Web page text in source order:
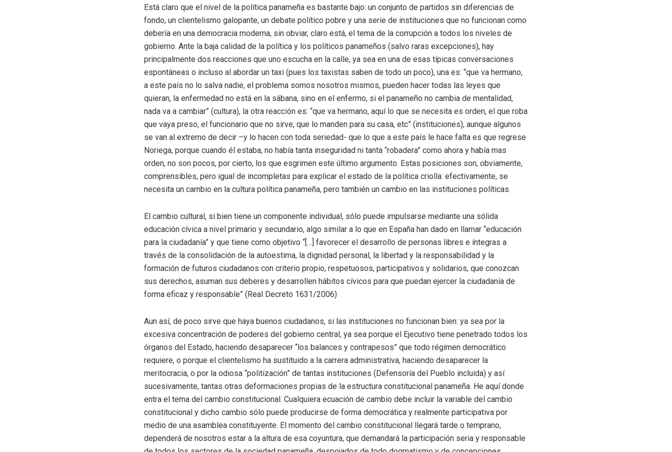
Está claro que el nivel de la política panameña es bastante bajo: un conjunto de partidos sin diferencias de
fondo, un clientelismo galopante, un debate político pobre y una serie de instituciones que no funcionan como
debería en una democracia moderna, sin obviar, claro está, el tema de la corrupción a todos los niveles de
gobierno. Ante la baja calidad de la política y los políticos panameños (salvo raras excepciones), hay
principalmente dos reacciones que uno escucha en la calle, ya sea en una de esas típicas conversaciones
espontáneas o incluso al abordar un taxi (pues los taxistas saben de todo un poco), una es: “que va hermano,
a este país no lo salva nadie, el problema somos nosotros mismos, pueden hacer todas las leyes que
quieran, la enfermedad no está en la sábana, sino en el enfermo, si el panameño no cambia de mentalidad,
nada va a cambiar” (cultura), la otra reacción es: “que va hermano, aquí lo que se necesita es orden, el que roba
que vaya preso, el funcionario que no sirve, que lo manden para su casa, etc” (instituciones), aunque algunos
se van al extremo de decir –y lo hacen con toda seriedad- que lo que a este país le hace falta es que regrese
Noriega, porque cuando él estaba, no había tanta inseguridad ni tanta “robadera” como ahora y había mas
orden, no son pocos, por cierto, los que esgrimen este último argumento. Estas posiciones son, obviamente,
comprensibles, pero igual de incompletas para explicar el estado de la política criolla: efectivamente, se
necesita un cambio en la cultura política panameña, pero también un cambio en las instituciones políticas.
El cambio cultural, si bien tiene un componente individual, sólo puede impulsarse mediante una sólida
educación cívica a nivel primario y secundario, algo similar a lo que en España han dado en llamar “educación
para la ciudadanía” y que tiene como objetivo “[…] favorecer el desarrollo de personas libres e íntegras a
través de la consolidación de la autoestima, la dignidad personal, la libertad y la responsabilidad y la
formación de futuros ciudadanos con criterio propio, respetuosos, participativos y solidarios, que conozcan
sus derechos, asuman sus deberes y desarrollen hábitos cívicos para que puedan ejercer la ciudadanía de
forma eficaz y responsable” (Real Decreto 1631/2006)
Aun así, de poco sirve que haya buenos ciudadanos, si las instituciones no funcionan bien: ya sea por la
excesiva concentración de poderes del gobierno central, ya sea porque el Ejecutivo tiene penetrado todos los
órganos del Estado, haciendo desaparecer “los balances y contrapesos” que todo régimen democrático
requiere, o porque el clientelismo ha sustituido a la carrera administrativa, haciendo desaparecer la
meritocracia, o por la odiosa “politización” de tantas instituciones (Defensoría del Pueblo incluida) y así
sucesivamente, tantas otras deformaciones propias de la estructura constitucional panameña. He aquí donde
entra el tema del cambio constitucional. Cualquiera ecuación de cambio debe incluir la variable del cambio
constitucional y dicho cambio sólo puede producirse de forma democrática y realmente participativa por
medio de una asamblea constituyente. El momento del cambio constitucional llegará tarde o temprano,
dependerá de nosotros estar a la altura de esa coyuntura, que demandará la participación seria y responsable